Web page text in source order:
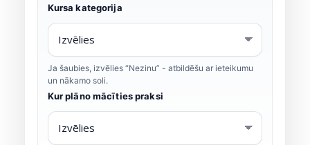
Kursa kategorija
Ja šaubies, izvēlies “Nezinu” - atbildēšu ar ieteikumu
un nākamo soli.
Kur plāno mācīties praksi